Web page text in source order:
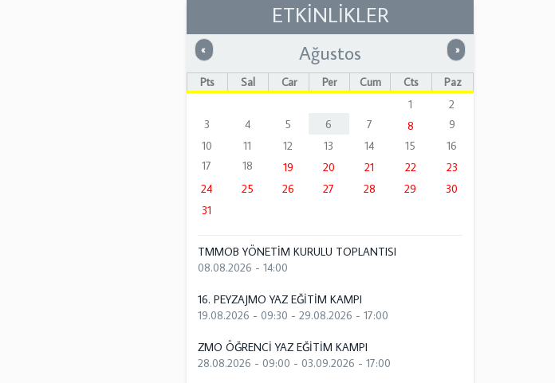
ETKİNLİKLER
« Önceki »Sonraki
Ağustos
Pts Sal Çar Per Cum Cts
Paz
1
2
3
4 5 6 7 8
9
10
11 12 13 14 15
16
17
18 19 20 21 22
23
24
25 26 27 28 29
30
31
TMMOB YÖNETİM KURULU TOPLANTISI
08.08.2026 - 14:00
16. PEYZAJMO YAZ EĞİTİM KAMPI
19.08.2026 - 09:30 -29.08.2026 - 17:00
ZMO ÖĞRENCİ YAZ EĞİTİM KAMPI
28.08.2026 - 09:00 -03.09.2026 - 17:00